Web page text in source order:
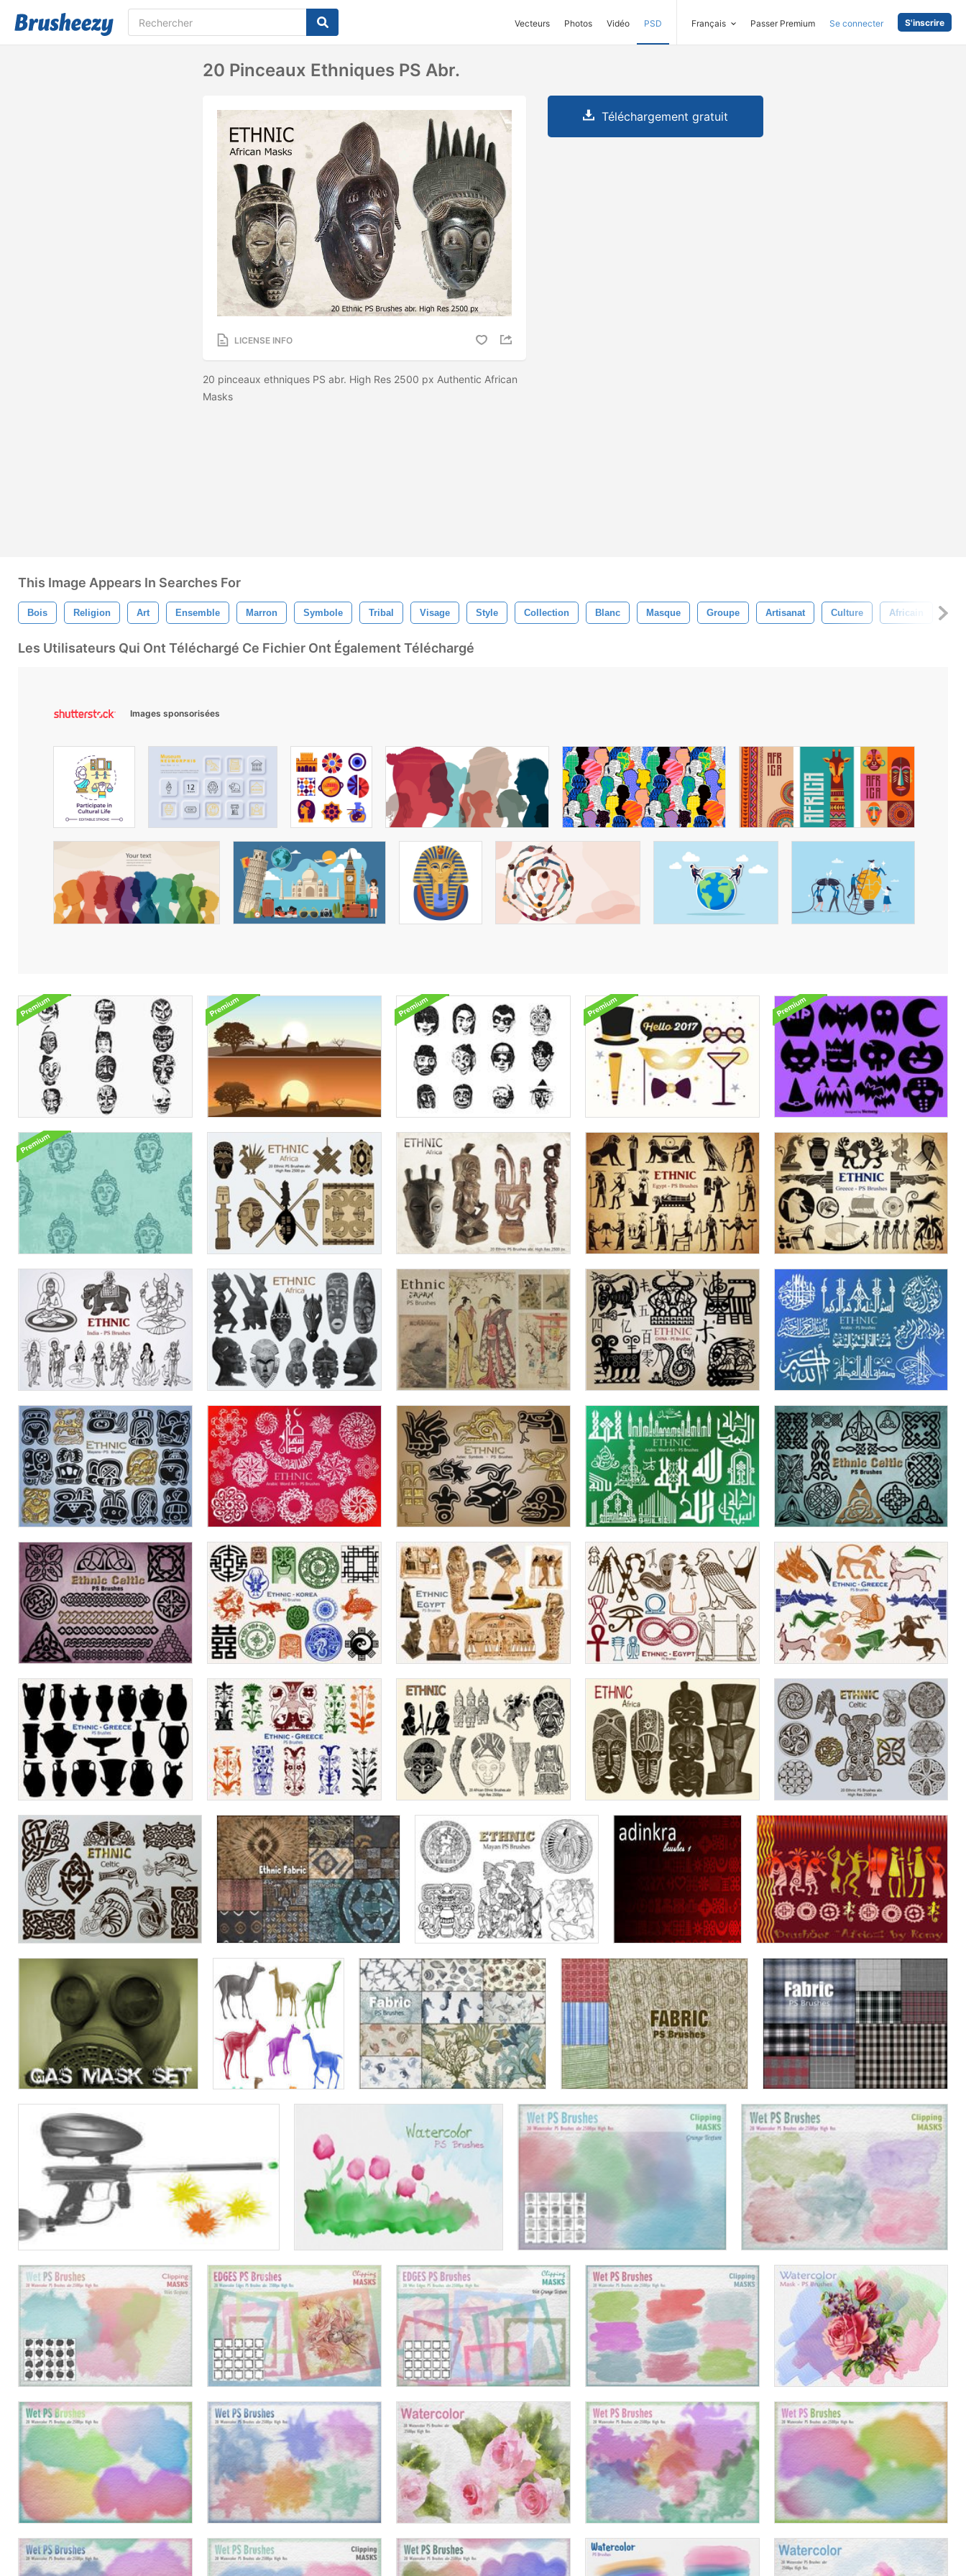
Vecteurs Photos Vidéo PSD Français Passer Premium Se connecter S'inscrire
20 Pinceaux Ethniques PS Abr.
LICENSE INFO
20 pinceaux ethniques PS abr. High Res 2500 px Authentic African
Masks
Téléchargement gratuit
This Image Appears In Searches For
Bois Religion Art Ensemble Marron Symbole Tribal Visage Style Collection Blanc Masque Groupe Artisanat Culture Africain
Les Utilisateurs Qui Ont Téléchargé Ce Fichier Ont Également Téléchargé
Images sponsorisées